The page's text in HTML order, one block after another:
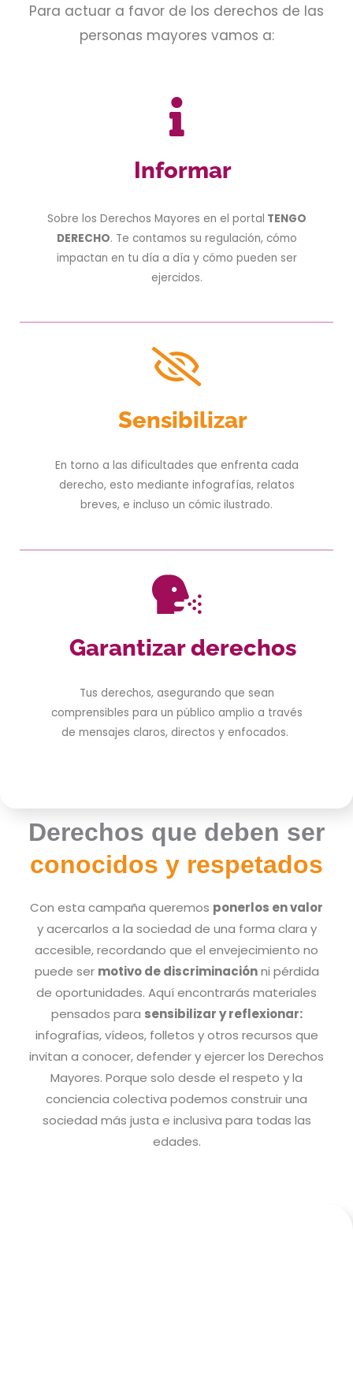
Para actuar a favor de los derechos de las
personas mayores vamos a:
Informar
Sobre los Derechos Mayores en el portal TENGO
DERECHO. Te contamos su regulación, cómo
impactan en tu día a día y cómo pueden ser
ejercidos.
Sensibilizar
En torno a las dificultades que enfrenta cada
derecho, esto mediante infografías, relatos
breves, e incluso un cómic ilustrado.
Garantizar derechos
Tus derechos, asegurando que sean
comprensibles para un público amplio a través
de mensajes claros, directos y enfocados.
Derechos que deben ser
conocidos y respetados
Con esta campaña queremos ponerlos en valor
y acercarlos a la sociedad de una forma clara y
accesible, recordando que el envejecimiento no
puede ser motivo de discriminaciónni pérdida
de oportunidades. Aquí encontrarás materiales
pensados para sensibilizar y reflexionar:
infografías, vídeos, folletos y otros recursos que
invitan a conocer, defender y ejercer los Derechos
Mayores. Porque solo desde el respeto y la
conciencia colectiva podemos construir una
sociedad más justa e inclusiva para todas las
edades.